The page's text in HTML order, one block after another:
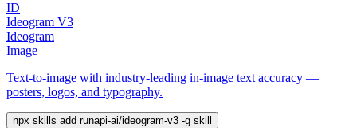
ID
Ideogram V3
Ideogram
Image
Text-to-image with industry-leading in-image text accuracy —
posters, logos, and typography.
npx skills add runapi-ai/ideogram-v3 -g skill